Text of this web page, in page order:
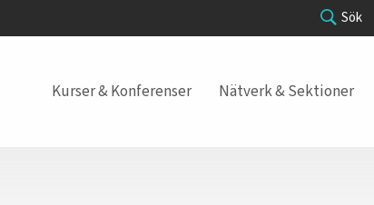
Sök
Kurser & Konferenser Nätverk & Sektioner